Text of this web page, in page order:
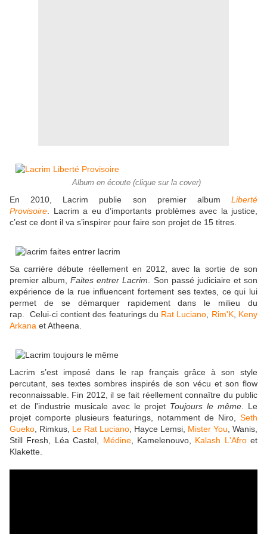
Album en écoute (clique sur la cover)
En 2010, Lacrim publie son premier album Liberté
Provisoire . Lacrim a eu d’importants problèmes avec la justice,
c’est ce dont il va s’inspirer pour faire son projet de 15 titres.
Sa carrière débute réellement en 2012, avec la sortie de son
premier album,Faites entrer Lacrim . Son passé judiciaire et son
expérience de la rue influencent fortement ses textes, ce qui lui
permet de se démarquer rapidement dans le milieu du
rap. Celui-ci contient des featurings du Rat Luciano Rim'K, Keny
Arkana et Atheena.
Lacrim s’est imposé dans le rap français grâce à son style
percutant, ses textes sombres inspirés de son vécu et son flow
reconnaissable. Fin 2012, il se fait réellement connaître du public
et de l'industrie musicale avec le projet Toujours le même . Le
projet comporte plusieurs featurings, notamment de Niro, Seth
Gueko , Rimkus, Le Rat Luciano , Hayce Lemsi, Mister You , Wanis,
Still Fresh, Léa Castel, Médine, Kamelenouvo, Kalash L'Afroet
Klakette.